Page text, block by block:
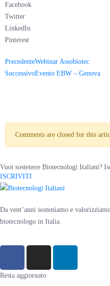
Facebook
Twitter
LinkedIn
Pinterest
PrecedenteWebinar Assobiotec
SuccessivoEvento EBW – Genova
Comments are closed for this
Vuoi sostenere Biotecnologi Italiani?
ISCRIVITI
Da vent’anni sosteniamo e
biotecnologo in Italia.
Resta aggiornato